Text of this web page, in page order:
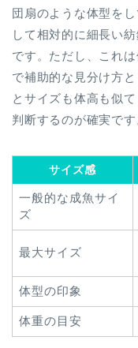
団扇のような体型を
して相対的に細長い
です。ただし、これ
で補助的な見分け方
とサイズも体高も似
判断するのが確実です
サイズ感
一般的な成魚サイ
ズ
最大サイズ
体型の印象
体重の目安